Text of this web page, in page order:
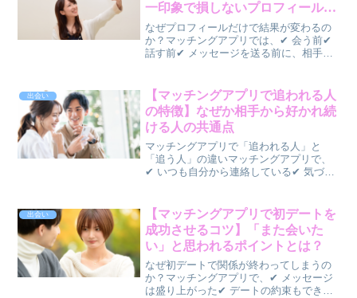
一印象で損しないプロフィール設
計術
なぜプロフィールだけで結果が変わるの
か？マッチングアプリでは、✔ 会う前✔
話す前✔ メッセージを送る前に、相手は
です。どれだけ魅力的な人でも、プロフ
ィールで魅力が伝...
出会い
【マッチングアプリで追われる人
の特徴】なぜか相手から好かれ続
ける人の共通点
マッチングアプリで「追われる人」と
「追う人」の違いマッチングアプリで、
✔ いつも自分から連絡している✔ 気づく
か？一方で、✔ 相手から連絡が来る✔ 自
然と好かれる✔ ...
出会い
【マッチングアプリで初デートを
成功させるコツ】「また会いた
い」と思われるポイントとは？
なぜ初デートで関係が終わってしまうの
か？マッチングアプリで、✔ メッセージ
は盛り上がった✔ デートの約束もできた